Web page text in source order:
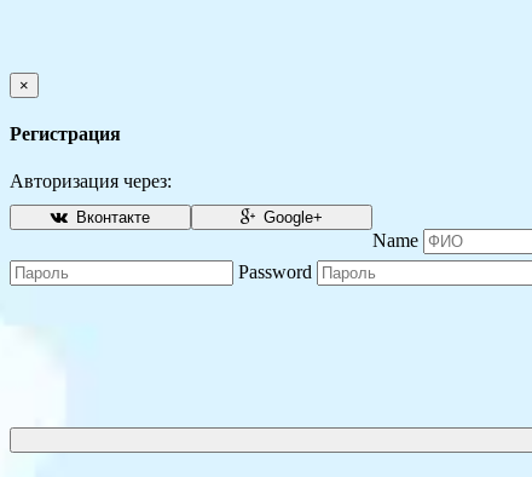
×
Регистрация
Авторизация через:
Вконтакте Google+
Name
Password